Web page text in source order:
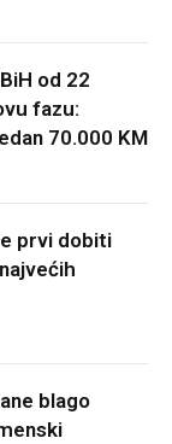
od 22
fazu:
70.000 KM
prvi dobiti
blago